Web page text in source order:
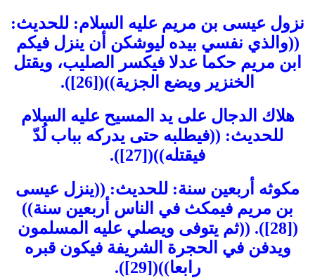
نزول عيسى بن مريم عليه السلام: للحديث:
((والذي نفسي بيده ليوشكن أن ينزل فيكم
ابن مريم حكما عدلا فيكسر الصليب، ويقتل
الخنزير ويضع الجزية))([26]).
هلاك الدجال على يد المسيح عليه السلام
للحديث: ((فيطلبه حتى يدركه بباب لُدّ
فيقتله))([27]).
مكوثه أربعين سنة: للحديث: ((ينزل عيسى
بن مريم فيمكث في الناس أربعين سنة))
([28]). ((ثم يتوفى ويصلي عليه المسلمون
ويدفن في الحجرة الشريفة فيكون قبره
رابعا))([29]).